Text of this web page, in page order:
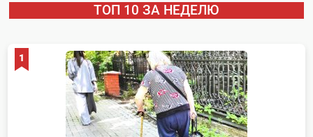
ТОП 10 ЗА НЕДЕЛЮ